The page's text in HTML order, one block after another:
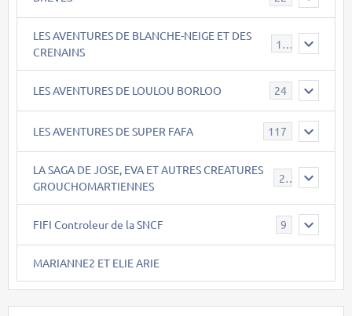
LES AVENTURES DE BLANCHE-NEIGE ET DES
CRENAINS
17
LES AVENTURES DE LOULOU BORLOO 24
LES AVENTURES DE SUPER FAFA 117
LA SAGA DE JOSE, EVA ET AUTRES CREATURES
GROUCHOMARTIENNES
26
FIFI Controleur de la SNCF 9
MARIANNE2 ET ELIE ARIE